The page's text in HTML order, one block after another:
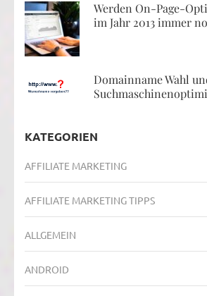
Werden On-Page-
im Jahr 2013 immer
Domainname Wahl
KATEGORIEN
AFFILIATE MARKETING
AFFILIATE MARKETING TIPPS
ALLGEMEIN
ANDROID